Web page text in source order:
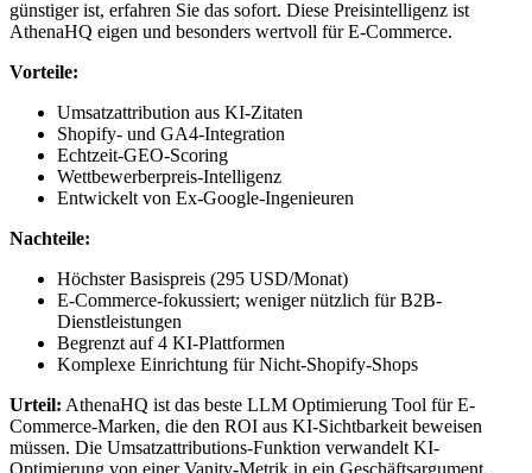
günstiger ist, erfahren Sie das sofort. Diese Preisintelligenz ist
AthenaHQ eigen und besonders wertvoll für E-Commerce.
Vorteile:
Umsatzattribution aus KI-Zitaten
Shopify- und GA4-Integration
Echtzeit-GEO-Scoring
Wettbewerberpreis-Intelligenz
Entwickelt von Ex-Google-Ingenieuren
Nachteile:
Höchster Basispreis (295 USD/Monat)
E-Commerce-fokussiert; weniger nützlich für B2B-
Dienstleistungen
Begrenzt auf 4 KI-Plattformen
Komplexe Einrichtung für Nicht-Shopify-Shops
Urteil: AthenaHQ ist das beste LLM Optimierung Tool für E-
Commerce-Marken, die den ROI aus KI-Sichtbarkeit beweisen
müssen. Die Umsatzattributions-Funktion verwandelt KI-
Optimierung von einer Vanity-Metrik in ein Geschäftsargument.